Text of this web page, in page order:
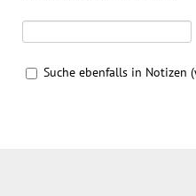
Suche ebenfalls in Notizen